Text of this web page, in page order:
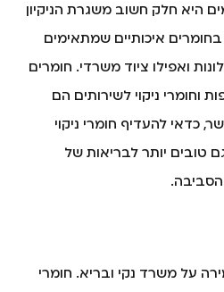
היא חלק חשוב משגרת הניקיון
איכותיים שמתאימים
ואפילו ציוד משרדי. חומרים
וחומרי ניקוי לשירותים הם
להעדיף חומרי ניקוי
טובים יותר לבריאות של
על משרד נקי ובריא. חומרי